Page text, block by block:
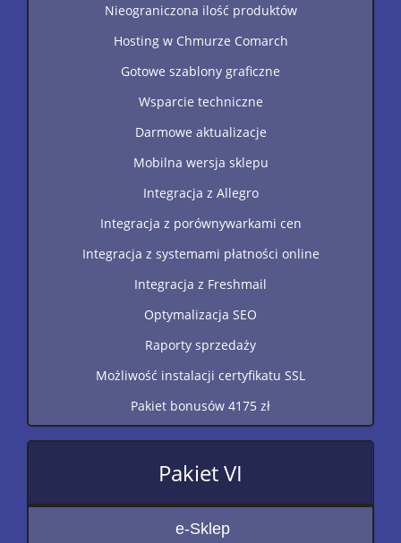
Nieograniczona ilość produktów
Hosting w Chmurze Comarch
Gotowe szablony graficzne
Wsparcie techniczne
Darmowe aktualizacje
Mobilna wersja sklepu
Integracja z Allegro
Integracja z porównywarkami cen
Integracja z systemami płatności online
Integracja z Freshmail
Optymalizacja SEO
Raporty sprzedaży
Możliwość instalacji certyfikatu SSL
Pakiet bonusów 4175 zł
Pakiet VI
e-Sklep